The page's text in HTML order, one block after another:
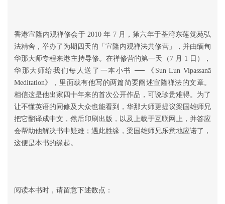
香港宣隆内观禅修会于 2010 年 7 月，第六年于荃湾东莲觉苑弘
法精舍，举办了为期四天的「宣隆内观禅法共修营」，并由缅甸
华那大师专程来港主持导修。在禅修营的第一天（7 月 1 日），
华那大师给我们每人送了一本小书 ── 《Sun Lun Vipassanā
Meditation》，里面载有他写的两篇简要阐述宣隆禅法的文章。
相信这是他出家四十年来的首次公开作品，可说珍贵难得。为了
让不懂英语的同修及大众也能看到，华那大师更提议梁国雄师兄
把它翻译成中文，然后印刷出版，以及上载于互联网上，并答应
会帮助他解决书中疑难；遇此胜缘，梁国雄师兄乐意地应诺了，
这便是本书的缘起。
阅读本书时，请留意下述数点：